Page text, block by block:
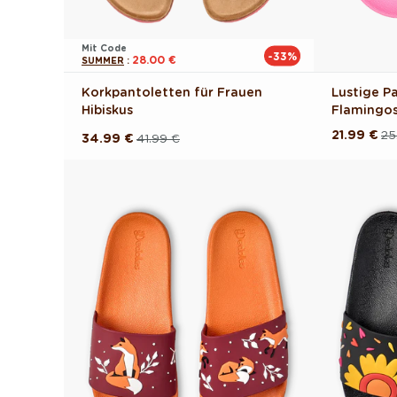
Mit Code
SUMMER : 28.00 € -33%
Korkpantoletten für Frauen
Hibiskus
Normaler41.99 €
Verkaufspreis
34.99 €
Lustige
Normaler
21.99 €